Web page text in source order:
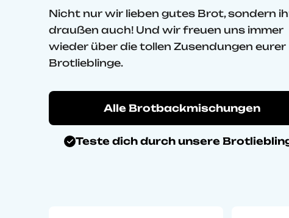
Nicht nur wir lieben gutes Brot, sondern
draußen auch! Und wir freuen uns immer
wieder über die tollen Zusendungen eurer
Brotlieblinge.
Alle Brotbackmischungen
Teste dich durch unsere